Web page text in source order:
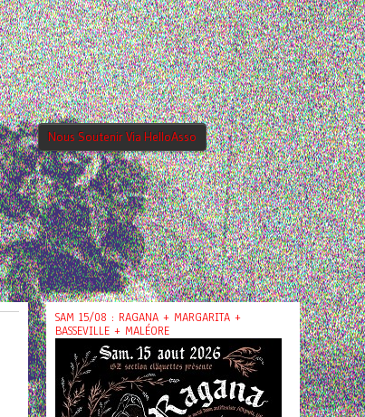
Nous Soutenir Via HelloAsso
SAM 15/08 : RAGANA + MARGARITA +
BASSEVILLE + MALÉORE